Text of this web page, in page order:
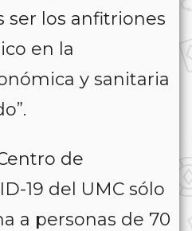
ser los anfitriones
en la
y sanitaria
de
19 del UMC sólo
a personas de 70